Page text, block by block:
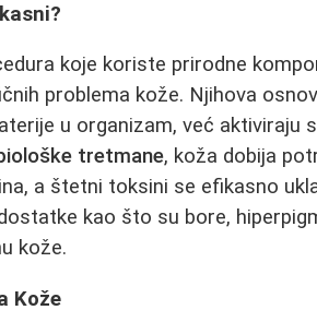
koje koriste prirodne
problema kože. Njihova
u organizam, već aktiviraju
tretmane, koža dobija
a štetni toksini se efikasno
kao što su bore,
kože.
Kože